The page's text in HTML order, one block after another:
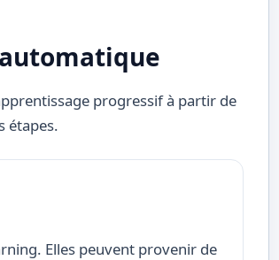
progressif à partir de
étapes.
Elles peuvent provenir de